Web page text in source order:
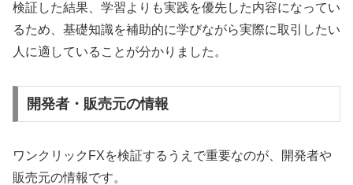
検証した結果、学習よりも実践を優先した内容になってい
るため、基礎知識を補助的に学びながら実際に取引したい
人に適していることが分かりました。
開発者・販売元の情報
ワンクリックFXを検証するうえで重要なのが、開発者や
販売元の情報です。